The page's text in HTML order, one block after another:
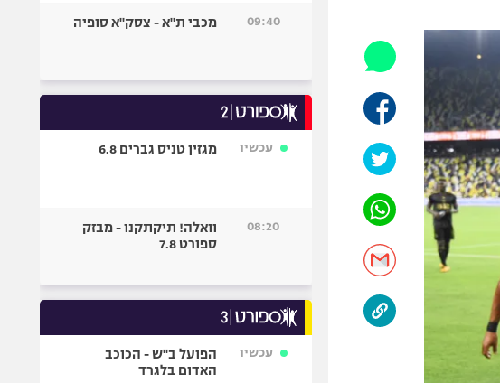
אופניים
כדורמים
פוטבול אמריקאי NFL
גיימינג E-Sports
09:40 מכבי ת"א - צסק"א סופיה
עכשיו מגזין טניס גברים 6.8
08:20
וואלה! תיקתקנו - מבזק
ספורט 7.8
עכשיו
הפועל ב"ש - הכוכב
האדום בלגרד